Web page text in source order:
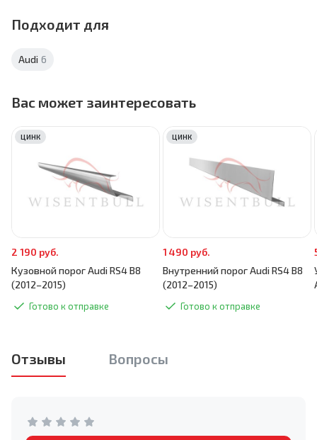
Подходит для
Audi 6
Вас может заинтересовать
2 190 руб.
Кузовной порог Audi RS4 B8
(2012–2015)
Готово к отправке
ЦИНК
1 490 руб.
Внутренний порог Audi RS4 B8
(2012–2015)
Готово к отправке
ЦИНК
Отзывы Вопросы